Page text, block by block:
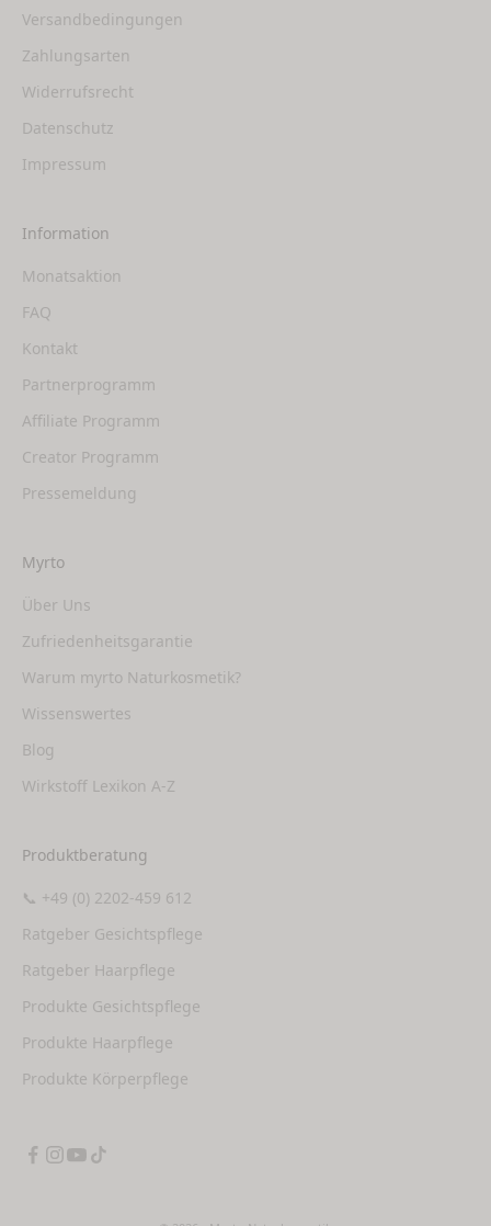
Versandbedingungen
Zahlungsarten
Widerrufsrecht
Datenschutz
Impressum
Information
Monatsaktion
FAQ
Kontakt
Partnerprogramm
Affiliate Programm
Creator Programm
Pressemeldung
Myrto
Über Uns
Zufriedenheitsgarantie
Warum myrto Naturkosmetik?
Wissenswertes
Blog
Wirkstoff Lexikon A-Z
Produktberatung
📞 +49 (0) 2202-459 612
Ratgeber Gesichtspflege
Ratgeber Haarpflege
Produkte Gesichtspflege
Produkte Haarpflege
Produkte Körperpflege